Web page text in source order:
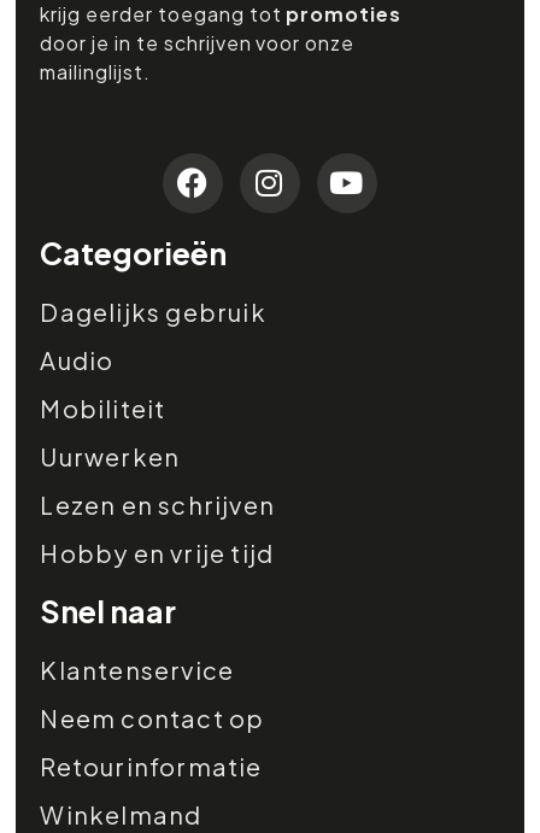
krijg eerder toegang tot promoties
door je in te schrijven voor onze
mailinglijst.
Categorieën
Dagelijks gebruik
Audio
Mobiliteit
Uurwerken
Lezen en schrijven
Hobby en vrije tijd
Snel naar
Klantenservice
Neem contact op
Retourinformatie
Winkelmand